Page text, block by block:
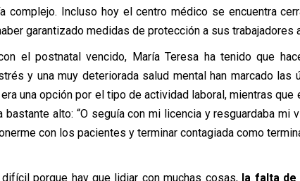
complejo. Incluso hoy el centro médico se encuentra
garantizado medidas de protección a sus trabajadores
el postnatal vencido, María Teresa ha tenido que
y una muy deteriorada salud mental han marcado
una opción por el tipo de actividad laboral, mientras
bastante alto: “O seguía con mi licencia y resguardaba mi
con los pacientes y terminar contagiada como
difícil porque hay que lidiar con muchas cosas, la falta de